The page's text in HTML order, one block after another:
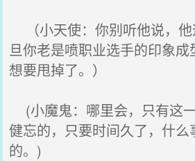
（小天使：你别听他说，
旦你老是喷职业选手的印象
想要甩掉了。）
(小魔鬼：哪里会，只有这
健忘的，只要时间久了，什么
的。)